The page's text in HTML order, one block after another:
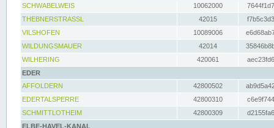
SCHWABELWEIS
10062000
THEBNERSTRASSL
42015
VILSHOFEN
10089006
WILDUNGSMAUER
42014
WILHERING
420061
EDER
AFFOLDERN
42800502
EDERTALSPERRE
42800310
SCHMITTLOTHEIM
42800309
ELBE-HAVEL-KANAL